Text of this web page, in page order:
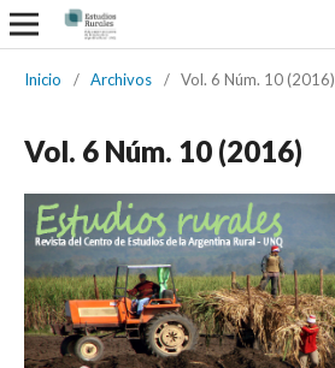
Inicio / Archivos / Vol. 6 Núm. 10 (2016)
Vol. 6 Núm. 10 (2016)